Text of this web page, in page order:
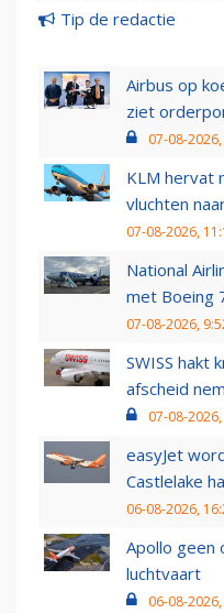
Tip de redactie
Airbus op
ziet
07-08-
KLM hervat
vluchten
07-08-2026,
National
met Boeing
07-08-2026,
SWISS hakt
afscheid
07-08-
easyJet
Castlelake
06-08-2026,
Apollo geen
luchtvaart
06-08-